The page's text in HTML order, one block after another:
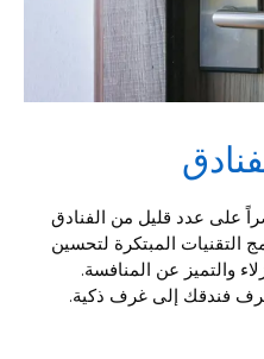
على عدد قليل من الفنادق
التقنيات المبتكرة لتحسين
والتميز عن المنافسة.
غرف فندقك إلى غرف ذكية.